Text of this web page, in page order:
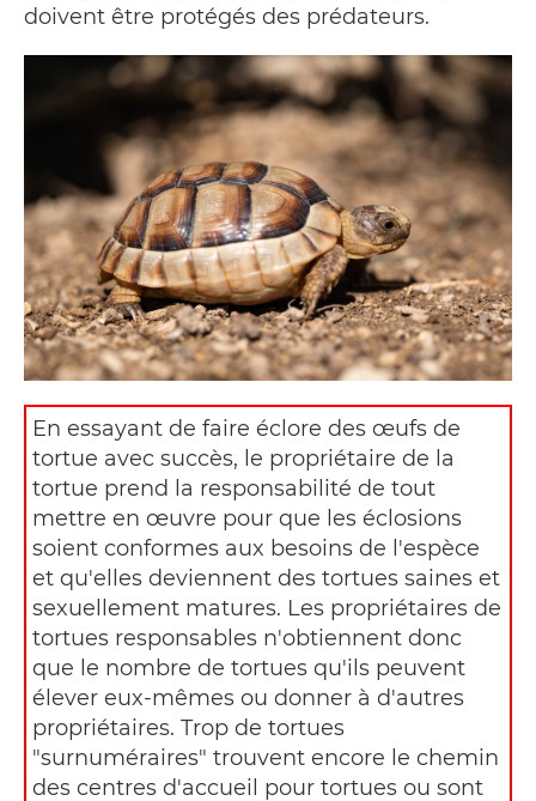
doivent être protégés des prédateurs.
En essayant de faire éclore des œufs de
tortue avec succès, le propriétaire de la
tortue prend la responsabilité de tout
mettre en œuvre pour que les éclosions
soient conformes aux besoins de l'espèce
et qu'elles deviennent des tortues saines et
sexuellement matures. Les propriétaires de
tortues responsables n'obtiennent donc
que le nombre de tortues qu'ils peuvent
élever eux-mêmes ou donner à d'autres
propriétaires. Trop de tortues
"surnuméraires" trouvent encore le chemin
des centres d'accueil pour tortues ou sont